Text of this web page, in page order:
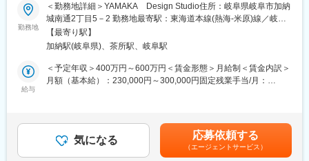
す。
・岐阜で創業73年の『老舗×ベンチャー』ハウスメーカー。成長
率も毎年高い成長率を保ちながら成長しております。とある住宅
業界誌で成長率2年連続No1も獲得！
格派ハウスメーカーとして、大量生産ではないオリジナル住宅を
手掛けています。
■業務内容：
営業の方が受注した案件をスムーズに現場管理に移行するための
設計業務を行っていただきます。
※今回は設計主任のポジションとなります。
【詳細】
・図面作成
・敷地調査
将来的に業務に慣れてきたら、新人教育にも携わっていただきま
す。
勤務地
＜勤務地詳細＞YAMAKA Design Studio住所：岐阜県岐阜市加納
城南通2丁目5－2 勤務地最寄駅：東海道本線(熱海-米原)線／岐阜
駅受動喫煙対策：敷地内喫煙可能場所あり
【最寄り駅】
加納駅(岐阜県)、茶所駅、岐阜駅
給与
＜予定年収＞400万円～600万円＜賃金形態＞月給制＜賃金内訳＞
月額（基本給）：230,000円～300,000円固定残業手当/月：
与：年2回（6月、12月 計3.00ヶ月分または50万～100万円）■昇
給：年1回（4月）■各種手当：あり例：住宅手当（月２万円）・
昼食手当（月3,500円）・資格手当(建築士、宅建士、施工管理技
気になる 応募依頼する
（エージェントサービス）